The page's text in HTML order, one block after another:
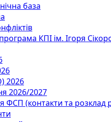
база
КПІ ім. Ігоря
2026
2026/2027
ФСП (контакти та розклад